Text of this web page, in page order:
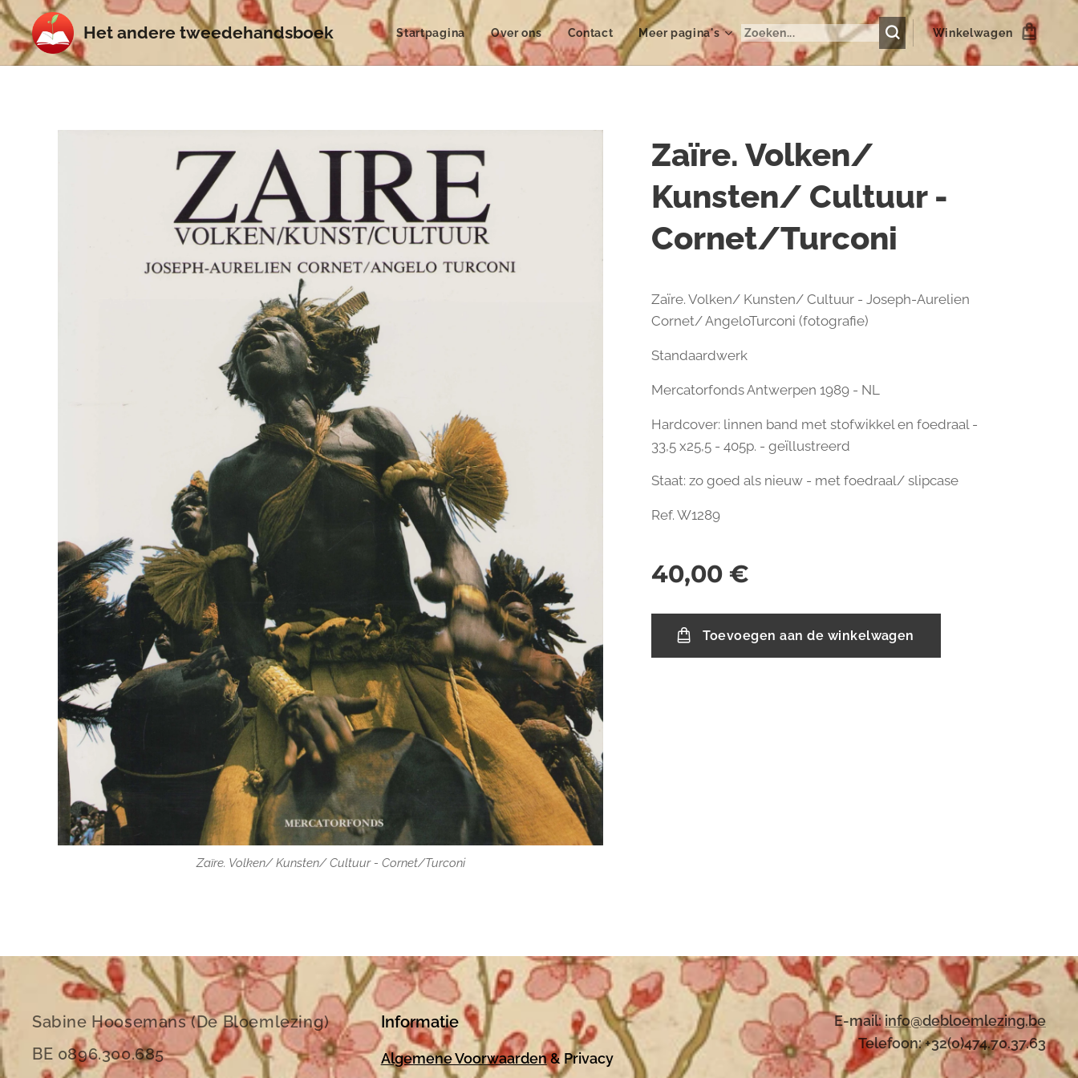
Het andere tweedehandsboek Startpagina Over ons Contact Meer pagina's Winkelwagen
Zaïre. Volken/
Kunsten/ Cultuur -
Cornet/Turconi
Zaïre. Volken/ Kunsten/ Cultuur - Cornet/Turconi
Zaïre. Volken/ Kunsten/ Cultuur - Joseph-Aurelien
Cornet/ AngeloTurconi (fotografie)
Standaardwerk
Mercatorfonds Antwerpen 1989 - NL
Hardcover: linnen band met stofwikkel en foedraal -
33,5 x25,5 - 405p. - geïllustreerd
Staat: zo goed als nieuw - met foedraal/ slipcase
Ref. W1289
40,00 €
Toevoegen aan de winkelwagen
Sabine Hoosemans (De Bloemlezing)
BE 0896.300.685
Informatie
Algemene Voorwaarden& Privacy
E-mail:info@debloemlezing.be
Telefoon: +32(0)474.70.37.63